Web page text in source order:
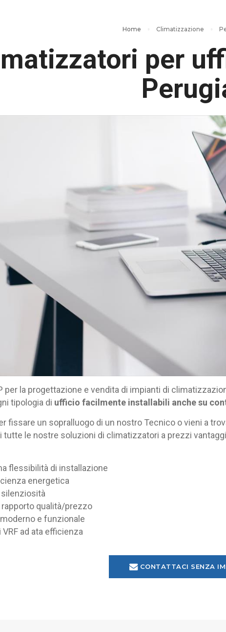
Home Climatizzazione
per
per la progettazione e vendita di impianti di
tipologia di ufficio facilmente installabili anche su
fissare un sopralluogo di un nostro Tecnico o vieni a
tutte le nostre soluzioni di climatizzatori a prezzi
flessibilità di installazione
energetica
silenziosità
rapporto qualità/prezzo
e funzionale
ad ata efficienza
CONTATTACI SENZA